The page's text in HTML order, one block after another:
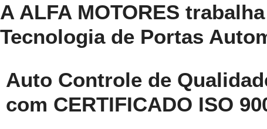
A ALFA MOTORES
Tecnologia de Portas
Auto Controle de
com CERTIFICADO ISO